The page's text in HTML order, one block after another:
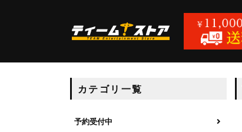
カテゴリ一覧
予約受付中